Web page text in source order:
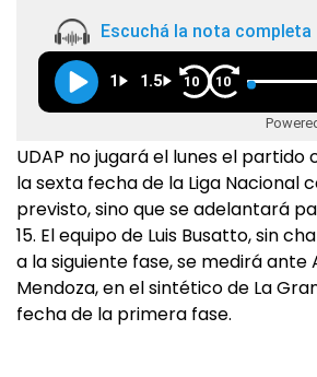
Escuchá la nota completa
1 1.5 10 10
UDAP no jugará el lunes el
la sexta fecha de la Liga Nacional
previsto, sino que se adelantará
15. El equipo de Luis Busatto, sin
a la siguiente fase, se medirá ante
Mendoza, en el sintético de La
fecha de la primera fase.